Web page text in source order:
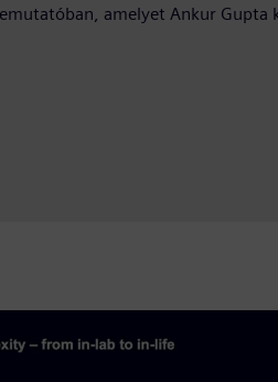
amelyet Ankur Gupta